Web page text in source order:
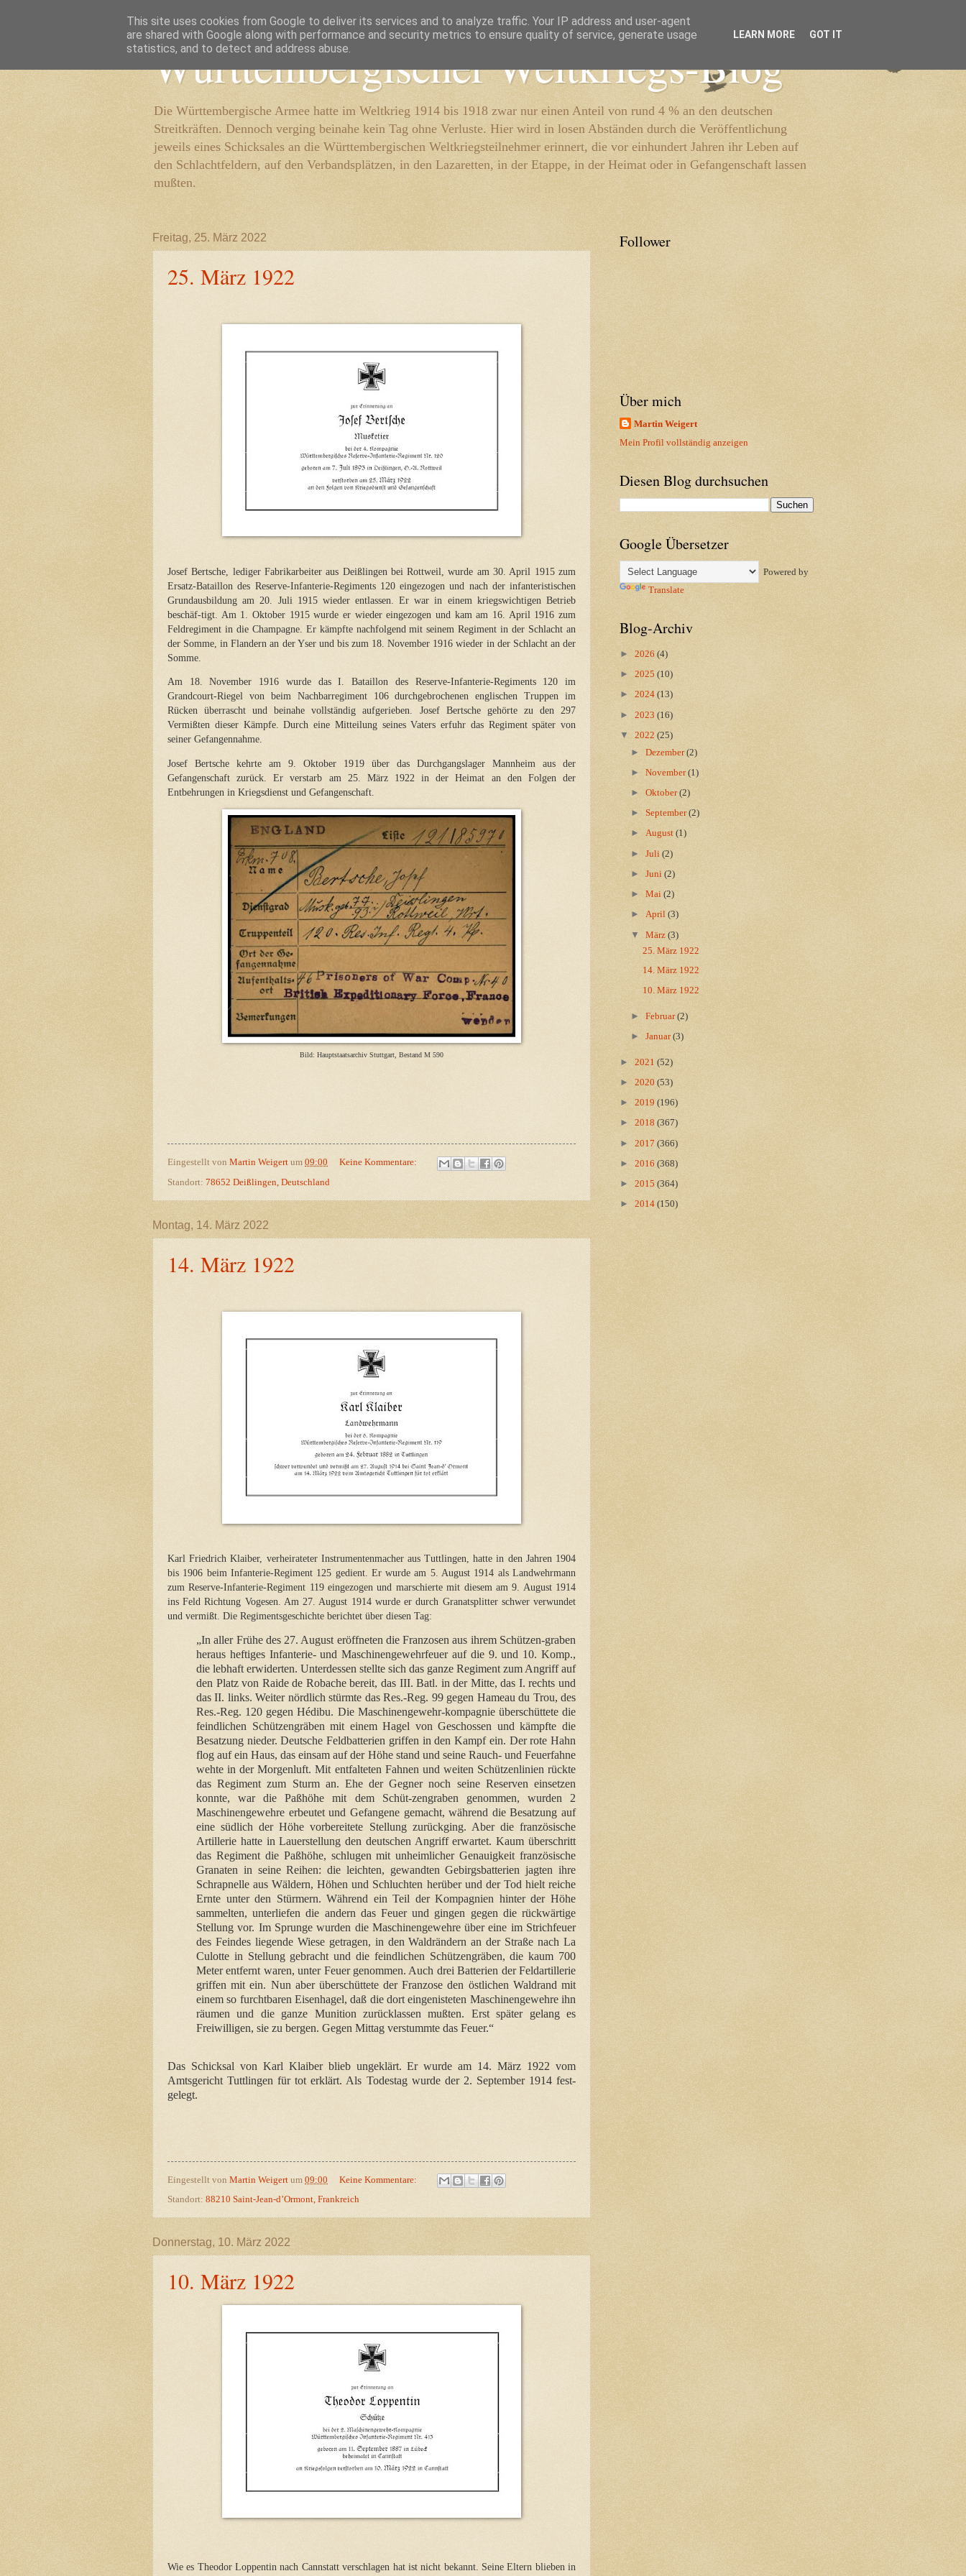
Württembergischer Weltkriegs-Blog
Die Württembergische Armee hatte im Weltkrieg 1914 bis 1918 zwar nur einen Anteil von rund 4 % an den deutschen
Streitkräften. Dennoch verging beinahe kein Tag ohne Verluste. Hier wird in losen Abständen durch die Veröffentlichung
jeweils eines Schicksales an die Württembergischen Weltkriegsteilnehmer erinnert, die vor einhundert Jahren ihr Leben auf
den Schlachtfeldern, auf den Verbandsplätzen, in den Lazaretten, in der Etappe, in der Heimat oder in Gefangenschaft lassen
mußten.
Freitag, 25. März 2022
25. März 1922
Josef Bertsche, lediger Fabrikarbeiter aus Deißlingen bei Rottweil, wurde am 30. April 1915 zum
Ersatz-Bataillon des Reserve-Infanterie-Regiments 120 eingezogen und nach der infanteristischen
Grundausbildung am 20. Juli 1915 wieder entlassen. Er war in einem kriegswichtigen Betrieb
beschäf-tigt. Am 1. Oktober 1915 wurde er wieder eingezogen und kam am 16. April 1916 zum
Feldregiment in die Champagne. Er kämpfte nachfolgend mit seinem Regiment in der Schlacht an
der Somme, in Flandern an der Yser und bis zum 18. November 1916 wieder in der Schlacht an der
Somme.
Am 18. November 1916 wurde das I. Bataillon des Reserve-Infanterie-Regiments 120 im
Grandcourt-Riegel von beim Nachbarregiment 106 durchgebrochenen englischen Truppen im
Rücken überrascht und beinahe vollständig aufgerieben. Josef Bertsche gehörte zu den 297
Vermißten dieser Kämpfe. Durch eine Mitteilung seines Vaters erfuhr das Regiment später von
seiner Gefangennahme.
Josef Bertsche kehrte am 9. Oktober 1919 über das Durchgangslager Mannheim aus der
Gefangenschaft zurück. Er verstarb am 25. März 1922 in der Heimat an den Folgen der
Entbehrungen in Kriegsdienst und Gefangenschaft.
Bild: Hauptstaatsarchiv Stuttgart, Bestand M 590
Eingestellt von Martin Weigert um 09:00
Keine Kommentare:
Standort: 78652 Deißlingen, Deutschland
Montag, 14. März 2022
14. März 1922
Karl Friedrich Klaiber, verheirateter Instrumentenmacher aus Tuttlingen, hatte in den Jahren 1904
bis 1906 beim Infanterie-Regiment 125 gedient. Er wurde am 5. August 1914 als Landwehrmann
zum Reserve-Infanterie-Regiment 119 eingezogen und marschierte mit diesem am 9. August 1914
ins Feld Richtung Vogesen. Am 27. August 1914 wurde er durch Granatsplitter schwer verwundet
und vermißt. Die Regimentsgeschichte berichtet über diesen Tag:
„In aller Frühe des 27. August eröffneten die Franzosen aus ihrem Schützen-graben
heraus heftiges Infanterie- und Maschinengewehrfeuer auf die 9. und 10. Komp.,
die lebhaft erwiderten. Unterdessen stellte sich das ganze Regiment zum Angriff auf
den Platz von Raide de Robache bereit, das III. Batl. in der Mitte, das I. rechts und
das II. links. Weiter nördlich stürmte das Res.-Reg. 99 gegen Hameau du Trou, des
Res.-Reg. 120 gegen Hédibu. Die Maschinengewehr-kompagnie überschüttete die
feindlichen Schützengräben mit einem Hagel von Geschossen und kämpfte die
Besatzung nieder. Deutsche Feldbatterien griffen in den Kampf ein. Der rote Hahn
flog auf ein Haus, das einsam auf der Höhe stand und seine Rauch- und Feuerfahne
wehte in der Morgenluft. Mit entfalteten Fahnen und weiten Schützenlinien rückte
das Regiment zum Sturm an. Ehe der Gegner noch seine Reserven einsetzen
konnte, war die Paßhöhe mit dem Schüt-zengraben genommen, wurden 2
Maschinengewehre erbeutet und Gefangene gemacht, während die Besatzung auf
eine südlich der Höhe vorbereitete Stellung zurückging. Aber die französische
Artillerie hatte in Lauerstellung den deutschen Angriff erwartet. Kaum überschritt
das Regiment die Paßhöhe, schlugen mit unheimlicher Genauigkeit französische
Granaten in seine Reihen: die leichten, gewandten Gebirgsbatterien jagten ihre
Schrapnelle aus Wäldern, Höhen und Schluchten herüber und der Tod hielt reiche
Ernte unter den Stürmern. Während ein Teil der Kompagnien hinter der Höhe
sammelten, unterliefen die andern das Feuer und gingen gegen die rückwärtige
Stellung vor. Im Sprunge wurden die Maschinengewehre über eine im Strichfeuer
des Feindes liegende Wiese getragen, in den Waldrändern an der Straße nach La
Culotte in Stellung gebracht und die feindlichen Schützengräben, die kaum 700
Meter entfernt waren, unter Feuer genommen. Auch drei Batterien der Feldartillerie
griffen mit ein. Nun aber überschüttete der Franzose den östlichen Waldrand mit
einem so furchtbaren Eisenhagel, daß die dort eingenisteten Maschinengewehre ihn
räumen und die ganze Munition zurücklassen mußten. Erst später gelang es
Freiwilligen, sie zu bergen. Gegen Mittag verstummte das Feuer.“
Das Schicksal von Karl Klaiber blieb ungeklärt. Er wurde am 14. März 1922 vom
Amtsgericht Tuttlingen für tot erklärt. Als Todestag wurde der 2. September 1914 fest-
gelegt.
Eingestellt von Martin Weigert um 09:00
Keine Kommentare:
Standort: 88210 Saint-Jean-d’Ormont, Frankreich
Donnerstag, 10. März 2022
10. März 1922
Wie es Theodor Loppentin nach Cannstatt verschlagen hat ist nicht bekannt. Seine Eltern blieben in
Follower
Über mich
Martin Weigert
Mein Profil vollständig anzeigen
Diesen Blog durchsuchen
Google Übersetzer
Powered by
Translate
Blog-Archiv
► 2026 (4)
► 2025 (10)
► 2024 (13)
► 2023 (16)
▼ 2022 (25)
►Dezember(2)
►November(1)
►Oktober(2)
►September(2)
►August(1)
►Juli(2)
►Juni(2)
►Mai(2)
►April(3)
▼März(3)
25. März 1922
14. März 1922
10. März 1922
►Februar(2)
►Januar(3)
► 2021 (52)
► 2020 (53)
► 2019 (196)
► 2018 (367)
► 2017 (366)
► 2016 (368)
► 2015 (364)
► 2014 (150)
This site uses cookies from Google to deliver its services and to analyze traffic. Your IP address and user-agent
are shared with Google along with performance and security metrics to ensure quality of service, generate usage
statistics, and to detect and address abuse.
LEARN MORE GOT IT